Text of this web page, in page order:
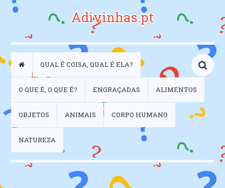
Adivinhas.pt
QUAL É COISA, QUAL É ELA?
O QUE É, O QUE É? ENGRAÇADAS ALIMENTOS
OBJETOS ANIMAIS CORPO HUMANO
NATUREZA